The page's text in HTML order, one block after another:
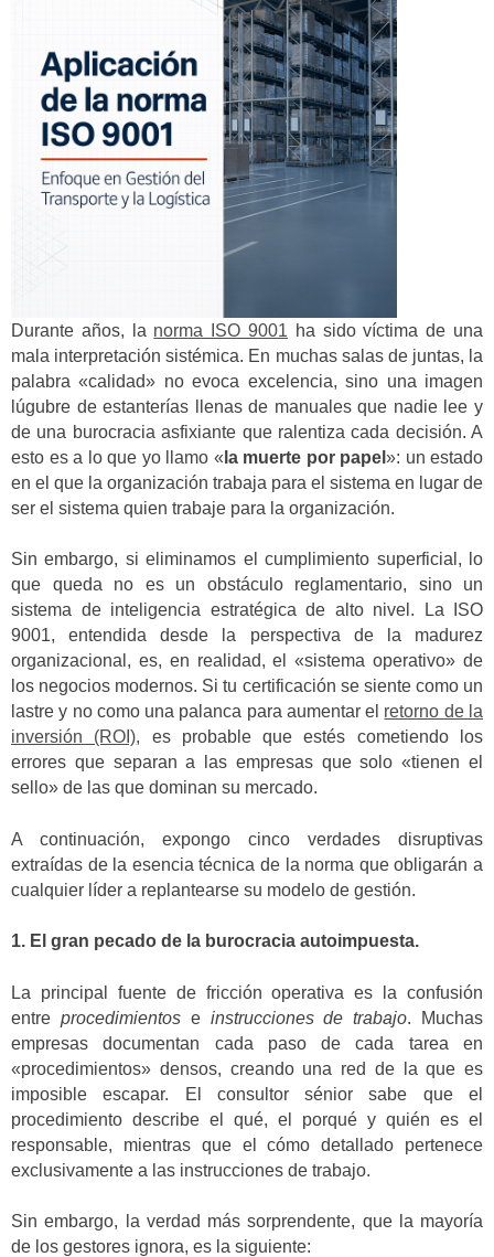
Durante años, la norma ISO 9001 ha sido víctima de una
mala interpretación sistémica. En muchas salas de juntas, la
palabra «calidad» no evoca excelencia, sino una imagen
lúgubre de estanterías llenas de manuales que nadie lee y
de una burocracia asfixiante que ralentiza cada decisión. A
esto es a lo que yo llamo « la muerte por papel »: un estado
en el que la organización trabaja para el sistema en lugar de
ser el sistema quien trabaje para la organización.
Sin embargo, si eliminamos el cumplimiento superficial, lo
que queda no es un obstáculo reglamentario, sino un
sistema de inteligencia estratégica de alto nivel. La ISO
9001, entendida desde la perspectiva de la madurez
organizacional, es, en realidad, el «sistema operativo» de
los negocios modernos. Si tu certificación se siente como un
lastre y no como una palanca para aumentar el retorno de la
inversión (ROI), es probable que estés cometiendo los
errores que separan a las empresas que solo «tienen el
sello» de las que dominan su mercado.
A continuación, expongo cinco verdades disruptivas
extraídas de la esencia técnica de la norma que obligarán a
cualquier líder a replantearse su modelo de gestión.
1. El gran pecado de la burocracia autoimpuesta.
La principal fuente de fricción operativa es la confusión
entre procedimientose instrucciones de trabajo. Muchas
empresas documentan cada paso de cada tarea en
«procedimientos» densos, creando una red de la que es
imposible escapar. El consultor sénior sabe que el
procedimiento describe el qué, el porqué y quién es el
responsable, mientras que el cómo detallado pertenece
exclusivamente a las instrucciones de trabajo.
Sin embargo, la verdad más sorprendente, que la mayoría
de los gestores ignora, es la siguiente: